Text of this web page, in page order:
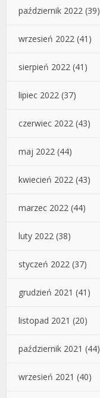
październik 2022 (39)
wrzesień 2022 (41)
sierpień 2022 (41)
lipiec 2022 (37)
czerwiec 2022 (43)
maj 2022 (44)
kwiecień 2022 (43)
marzec 2022 (44)
luty 2022 (38)
styczeń 2022 (37)
grudzień 2021 (41)
listopad 2021 (20)
październik 2021 (44)
wrzesień 2021 (40)